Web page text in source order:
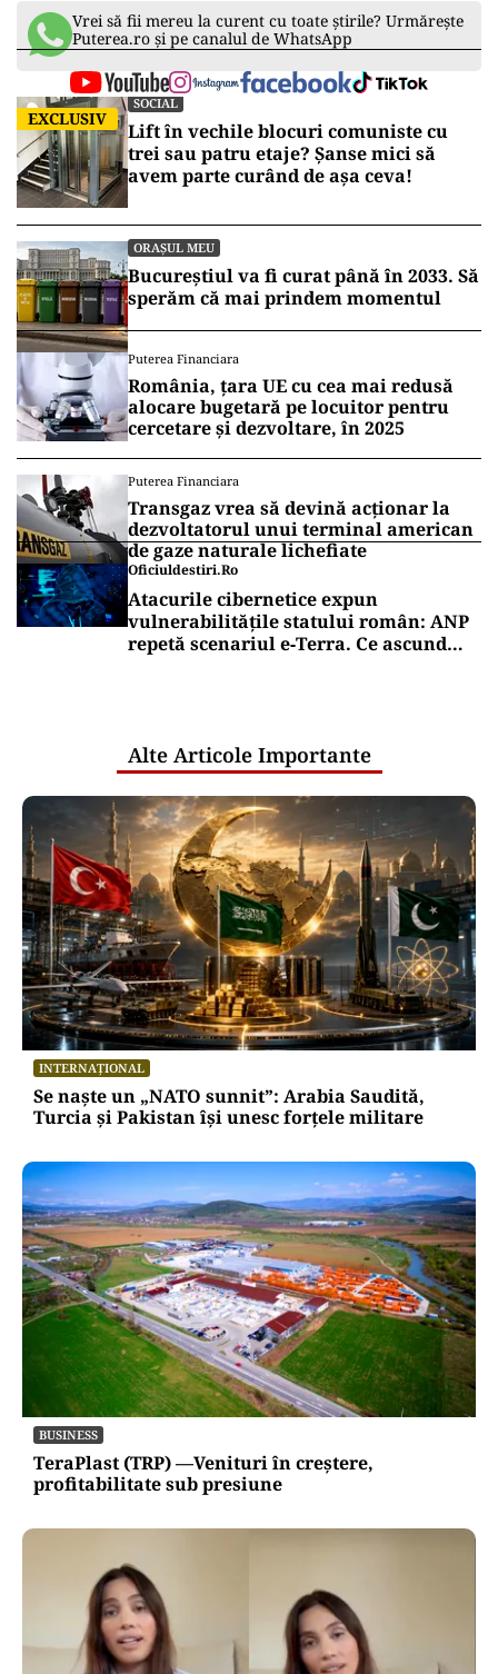
Vrei să fii mereu la curent cu toate știrile? Urmărește
Puterea.ro și pe canalul de WhatsApp
EXCLUSIV
SOCIAL
Lift în vechile blocuri comuniste cu
trei sau patru etaje? Șanse mici să
avem parte curând de așa ceva!
ORAȘUL MEU
Bucureștiul va fi curat până în 2033. Să
sperăm că mai prindem momentul
Puterea Financiara
România, țara UE cu cea mai redusă
alocare bugetară pe locuitor pentru
cercetare și dezvoltare, în 2025
Puterea Financiara
Transgaz vrea să devină acționar la
dezvoltatorul unui terminal american
de gaze naturale lichefiate
Oficiuldestiri.ro
Atacurile cibernetice expun
vulnerabilitățile statului român: ANP
repetă scenariul e‑Terra. Ce ascund
Alte Articole Importante
INTERNAȚIONAL
Se naște un „NATO sunnit”: Arabia Saudită,
Turcia și Pakistan își unesc forțele militare
BUSINESS
TeraPlast (TRP) —Venituri în creștere,
profitabilitate sub presiune